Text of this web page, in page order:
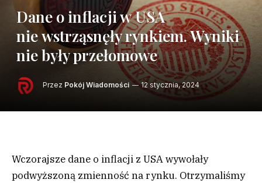
Dane o inflacji w USA
nie wstrząsnęły rynkiem. Wyniki
nie były przełomowe
Przez Pokój Wiadomości 12 stycznia, 2024
Wczorajsze dane o inflacji z USA wywołały
podwyższoną zmienność na rynku. Otrzymaliśmy